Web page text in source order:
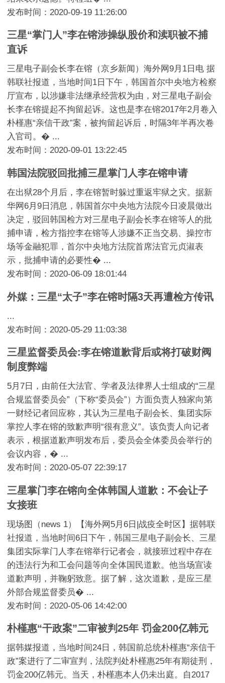
发布时间：2020-09-19 11:26:00
三星“掌门人”李在镕涉操纵股价和渎职被不捕
直诉
三星电子副会长李在镕（京乡新闻）海外网9月1日电 据
韩联社报道，当地时间1日下午，韩国首尔中央地方检察
厅宣布，以涉嫌非法继承经营权为由，对三星电子副会
长李在镕提起不拘留起诉。这也是李在镕2017年2月卷入
朴槿惠“亲信干政”案，被拘留起诉后，时隔3年半再次卷
入官司。� ...
发布时间：2020-09-01 13:22:45
韩国法院驳回批捕三星掌门人李在镕申请
在出狱28个月后，李在镕暂时躲过重返牢狱之灾。据新
华网6月9日消息，韩国首尔中央地方法院今日凌晨做出
决定，驳回韩国检方对三星电子副会长李在镕等人的批
捕申请，检方指控李在镕等人涉嫌不正当交易、操控市
场等金融犯罪，首尔中央地方法院首席法官元贞淑表
示，批捕申请的必要性� ...
发布时间：2020-06-09 18:01:44
外媒：三星“太子”李在镕时隔3天再遭检方传讯
...
发布时间：2020-05-29 11:03:38
三星监督委员会:李在镕道歉背后或将打破财阀
制度弊端
5月7日，由前任大法官、学者及法律界人士组成的“三星
合规监督委员会”（下称“委员会”）方面负责人独家向第
一财经记者回应称，其认为三星电子副会长、集团实际
掌控人李在镕的致歉声明“很有意义”。该负责人向记者
表示，根据道歉声明发布后，委员会全体委员会举行的
会议内容，� ...
发布时间：2020-05-07 22:39:17
三星掌门李在镕向全体韩国人道歉：不会让子
女接班
现场图（news 1）【海外网5月6日|战疫全时区】据韩联
社报道，当地时间6日下午，韩国三星电子副会长、三星
集团实际掌门人李在镕举行记者会，就接班过程中存在
的违法行为和工会问题等向全体国民道歉。他当场宣读
道歉声明，并鞠躬致意。据了解，这次道歉，是应三星
外部合规监督委员� ...
发布时间：2020-05-06 14:42:00
朴槿惠“干政案”二审被判25年 罚金200亿韩元
据韩媒报道，当地时间24日，韩国前总统朴槿惠“亲信干
政”案进行了二审宣判，法院判处朴槿惠25年有期徒刑，
罚金200亿韩元。当天，朴槿惠本人仍未出庭。自2017